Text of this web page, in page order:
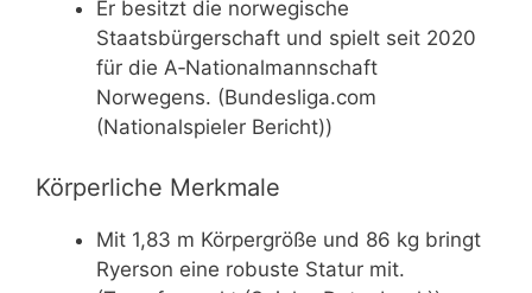
Er besitzt die norwegische
Staatsbürgerschaft und spielt seit 2020
für die A‑Nationalmannschaft
Norwegens. (Bundesliga.com
(Nationalspieler Bericht))
Körperliche Merkmale
Mit 1,83 m Körpergröße und 86 kg bringt
Ryerson eine robuste Statur mit.